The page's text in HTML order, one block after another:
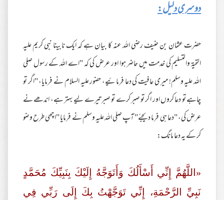
دوسری دلیل:
حضرت عثمان بن حنیف رضی اللہ عنہ کا بیان ہے کہ ایک نابینا نبی کریم علیہ
التحیۃ والتسلیم کی خدمت میں حاضر ہوا اور عرض کی کہ "اے اللہ کے رسول صلی
اللہ علیہ وسلم! میری عافیت کی دعا فرمائیے، حضور علیہ السلام نے فرمایا، "اگر تو
چاہے تو دعا کروں اور اگر تو صبر کرے تو صبر تیرے لیے بہتر ہے، اندھے نے
عرض کی، "دعا ہی فرما دیجئے" آپ صلی اللہ علیہ وسلم نے فرمایا "اچھی طرح وضو
کر کے یہ دعا مانگ:
«اللَّهُمَّ إِنِّي أَسْأَلُكَ وَأَتَوَجَّهُ إِلَيْكَ بِنَبِيِّكَ مُحَمَّدٍ
نَبِيِّ الرَّحْمَةِ، إِنِّي تَوَجَّهْتُ بِكَ إِلَى رَبِّي فِي